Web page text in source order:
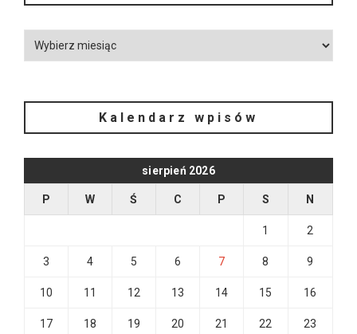
Kalendarz wpisów
sierpień 2026
P W Ś C P S N
1 2
3 4 5 6 7 8 9
10 11 12 13 14 15 16
17 18 19 20 21 22 23